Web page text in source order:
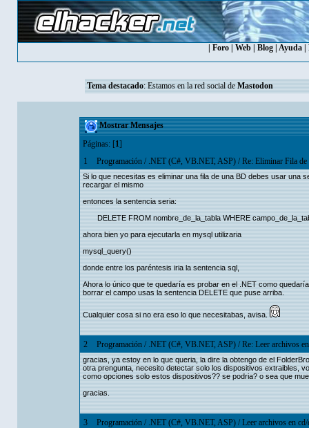
Foro| Web| Blog| Ayuda|
Tema destacado: Estamos en la red social de Mastodon
Mostrar Mensajes
Páginas: [1]
1
Programación/ .NET (C#, VB.NET, ASP)/Re: Eliminar Fila
Si lo que necesitas es eliminar una fila de una BD debes usar una
recargar el mismo
entonces la sentencia seria:
DELETE FROM nombre_de_la_tabla WHERE
ahora bien yo para ejecutarla en mysql utilizaria
mysql_query()
donde entre los paréntesis iria la sentencia sql,
Ahora lo único que te quedaría es probar en el .NET como
borrar el campo usas la sentencia DELETE que puse arriba.
Cualquier cosa si no era eso lo que necesitabas, avisa.
2 Programación/ .NET (C#, VB.NET, ASP)/Re: Leer archivos
gracias, ya estoy en lo que queria, la dire la obtengo de el
otra prengunta, necesito detectar solo los dispositivos extraibles,
como opciones solo estos dispositivos?? se podria? o sea que
gracias.
3 Programación/ .NET (C#, VB.NET, ASP)/Leer archivos en